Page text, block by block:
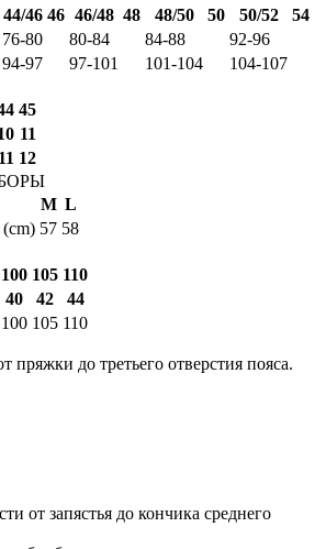
44/46 46 46/48 48 48/50 50 50/52
54
76-80 80-84 84-88
92-96
94-97 97-101 101-104
104-107
45
11
11 12
M L
57 58
100 105 110
40 42
44
100 105 110
пряжки до третьего отверстия пояса.
от запястья до кончика среднего